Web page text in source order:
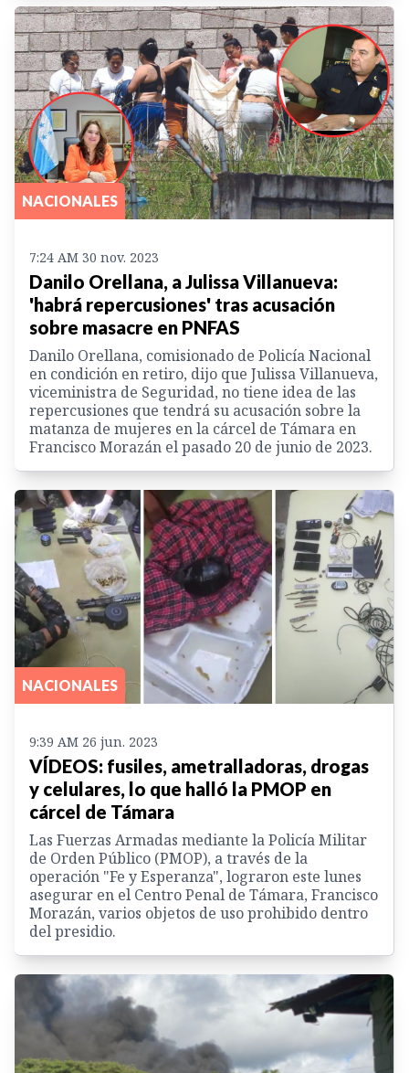
NACIONALES
7:24 AM 30 nov. 2023
Danilo Orellana, a Julissa Villanueva:
'habrá repercusiones' tras acusación
sobre masacre en PNFAS
Danilo Orellana, comisionado de Policía Nacional
en condición en retiro, dijo que Julissa Villanueva,
viceministra de Seguridad, no tiene idea de las
repercusiones que tendrá su acusación sobre la
matanza de mujeres en la cárcel de Támara en
Francisco Morazán el pasado 20 de junio de 2023.
NACIONALES
9:39 AM 26 jun. 2023
VÍDEOS: fusiles, ametralladoras, drogas
y celulares, lo que halló la PMOP en
cárcel de Támara
Las Fuerzas Armadas mediante la Policía Militar
de Orden Público (PMOP), a través de la
operación "Fe y Esperanza", lograron este lunes
asegurar en el Centro Penal de Támara, Francisco
Morazán, varios objetos de uso prohibido dentro
del presidio.